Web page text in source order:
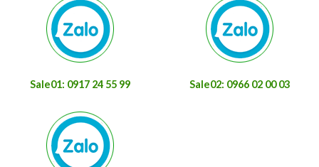
Sale01: 0917 24 55 99 Sale02: 0966 02 00 03